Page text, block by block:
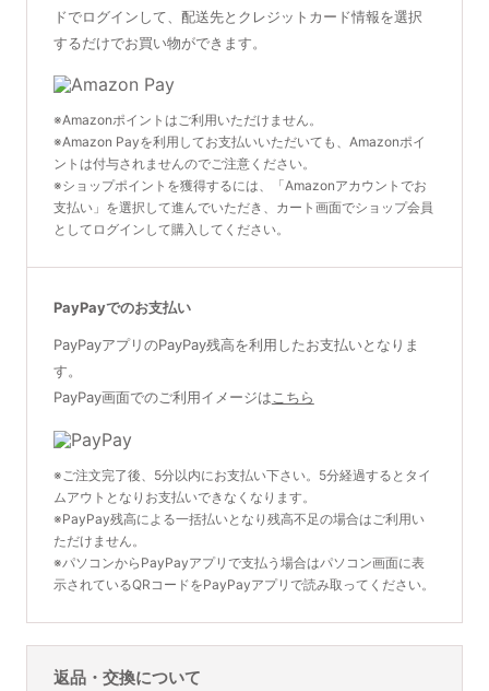
ドでログインして、配送先とクレジットカード情報を選択
するだけでお買い物ができます。
※Amazonポイントはご利用いただけません。
※Amazon Payを利用してお支払いいただいても、Amazonポイ
ントは付与されませんのでご注意ください。
※ショップポイントを獲得するには、「Amazonアカウントでお
支払い」を選択して進んでいただき、カート画面でショップ会員
としてログインして購入してください。
PayPayでのお支払い
PayPayアプリのPayPay残高を利用したお支払いとなりま
す。
PayPay画面でのご利用イメージは こちら
※ご注文完了後、5分以内にお支払い下さい。5分経過するとタイ
ムアウトとなりお支払いできなくなります。
※PayPay残高による一括払いとなり残高不足の場合はご利用い
ただけません。
※パソコンからPayPayアプリで支払う場合はパソコン画面に表
示されているQRコードをPayPayアプリで読み取ってください。
返品・交換について